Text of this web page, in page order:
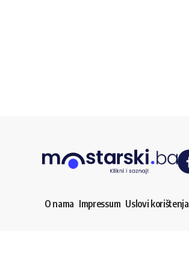
O nama Impressum Uslovi korištenja